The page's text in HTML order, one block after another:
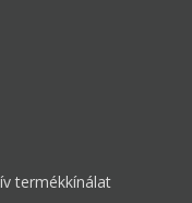
termékkínálat